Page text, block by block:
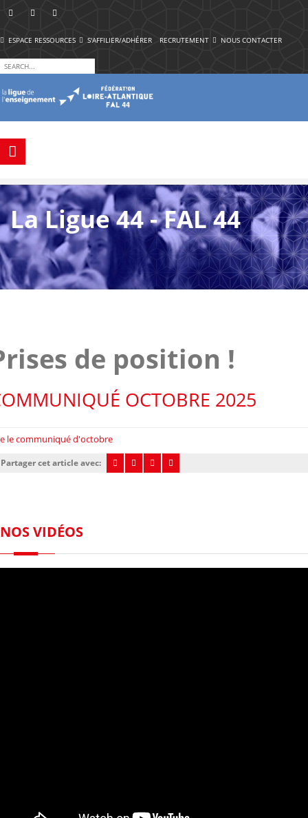
ESPACE RESSOURCES S'AFFILIER/ADHÉRER RECRUTEMENT NOUS CONTACTER
La Ligue 44 - FAL 44
de position !
OCTOBRE 2025
le communiqué d'octobre
Partager cet article avec:
NOS VIDÉOS